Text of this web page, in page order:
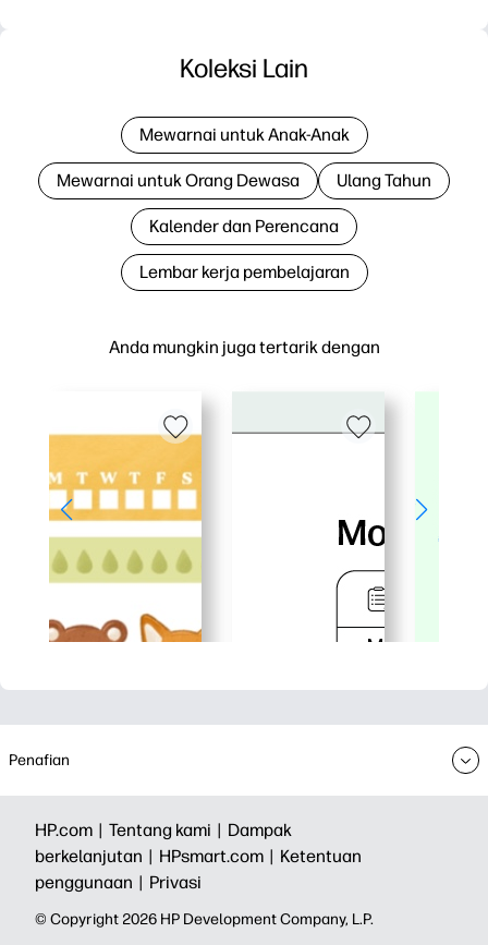
Anda mungkin juga tertarik dengan
Koleksi Lain
Mewarnai untuk Anak-Anak
Mewarnai untuk Orang Dewasa Ulang Tahun
Kalender dan Perencana
Lembar kerja pembelajaran
Penafian
HP.com | Tentang kami | Dampak
berkelanjutan | HPsmart.com | Ketentuan
penggunaan | Privasi
© Copyright 2026 HP Development Company, L.P.